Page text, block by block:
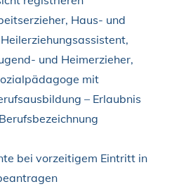
Haus- und
und Heimerzieher,
mit
– Erlaubnis
bei vorzeitigem Eintritt in